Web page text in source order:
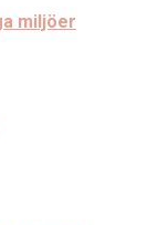
miljöer